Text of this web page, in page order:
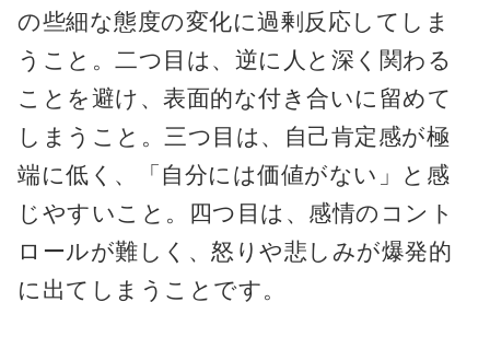
の些細な態度の変化に過剰反応してしま
うこと。二つ目は、逆に人と深く関わる
ことを避け、表面的な付き合いに留めて
しまうこと。三つ目は、自己肯定感が極
端に低く、「自分には価値がない」と感
じやすいこと。四つ目は、感情のコント
ロールが難しく、怒りや悲しみが爆発的
に出てしまうことです。